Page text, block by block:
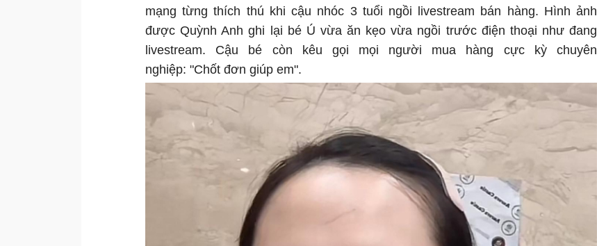
mạng từng thích thú khi cậu nhóc 3 tuổi ngồi livestream bán hàng. Hình ảnh
được Quỳnh Anh ghi lại bé Ú vừa ăn kẹo vừa ngồi trước điện thoại như đang
livestream. Cậu bé còn kêu gọi mọi người mua hàng cực kỳ chuyên
nghiệp: "Chốt đơn giúp em".